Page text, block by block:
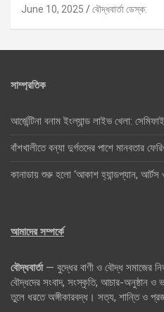
June 10, 2025 বৌদ্ধবার্তা ডেস্ক:
সাম্প্রতিক
আর্জেন্টিনা বনাম ইংল্যান্ড লাইভ খেলা:
বাঁশখালীতে বন্যা দুর্গতদের পাশে মানবতার
কানাডায় শুরু হলো ‘আকাশ হ্যান্ডপ্যান, আর্টস
আমাদের সম্পর্কে
বৌদ্ধবার্তা— বুদ্ধের বাণী ও বৌদ্ধ সমাজের
বৌদ্ধদের সংবাদ, সংস্কৃতি, আচার-অনুষ্ঠান ও
তুলে ধরতে অঙ্গীকারবদ্ধ। সত্য, শান্তি ও